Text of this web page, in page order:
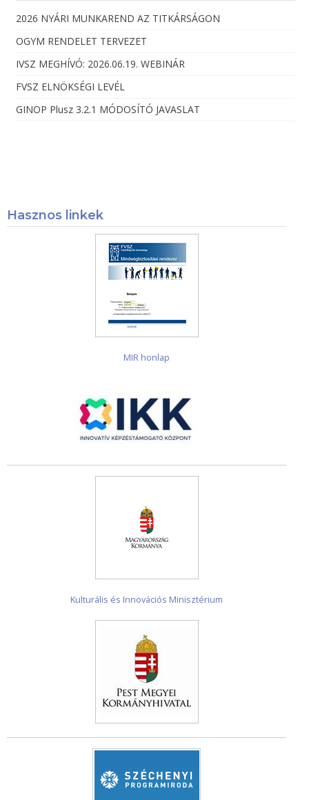
2026 NYÁRI MUNKAREND AZ TITKÁRSÁGON
OGYM RENDELET TERVEZET
IVSZ MEGHÍVÓ: 2026.06.19. WEBINÁR
FVSZ ELNÖKSÉGI LEVÉL
GINOP Plusz 3.2.1 MÓDOSÍTÓ JAVASLAT
Hasznos linkek
MIR honlap
Kulturális és Innovációs Minisztérium